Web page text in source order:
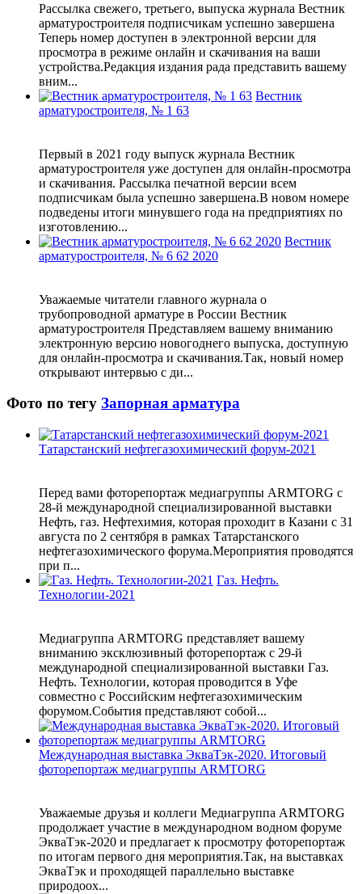
Рассылка свежего, третьего, выпуска журнала Вестник
арматуростроителя подписчикам успешно завершена
Теперь номер доступен в электронной версии для
просмотра в режиме онлайн и скачивания на ваши
устройства.Редакция издания рада представить вашему
вним...
Вестник
арматуростроителя, № 1 63
Первый в 2021 году выпуск журнала Вестник
арматуростроителя уже доступен для онлайн-просмотра
и скачивания. Рассылка печатной версии всем
подписчикам была успешно завершена.В новом номере
подведены итоги минувшего года на предприятиях по
изготовлению...
Вестник
арматуростроителя, № 6 62 2020
Уважаемые читатели главного журнала о
трубопроводной арматуре в России Вестник
арматуростроителя Представляем вашему вниманию
электронную версию новогоднего выпуска, доступную
для онлайн-просмотра и скачивания.Так, новый номер
открывают интервью c ди...
Фото по тегу Запорная арматура
Татарстанский нефтегазохимический форум-2021
Перед вами фоторепортаж медиагруппы ARMTORG с
28-й международной специализированной выставки
Нефть, газ. Нефтехимия, которая проходит в Казани с 31
августа по 2 сентября в рамках Татарстанского
нефтегазохимического форума.Мероприятия проводятся
при п...
Газ. Нефть.
Технологии-2021
Медиагруппа ARMTORG представляет вашему
вниманию эксклюзивный фоторепортаж с 29-й
международной специализированной выставки Газ.
Нефть. Технологии, которая проводится в Уфе
совместно с Российским нефтегазохимическим
форумом.События представляют собой...
Международная выставка ЭкваТэк-2020. Итоговый
фоторепортаж медиагруппы ARMTORG
Уважаемые друзья и коллеги Медиагруппа ARMTORG
продолжает участие в международном водном форуме
ЭкваТэк-2020 и предлагает к просмотру фоторепортаж
по итогам первого дня мероприятия.Так, на выставках
ЭкваТэк и проходящей параллельно выставке
природоох...